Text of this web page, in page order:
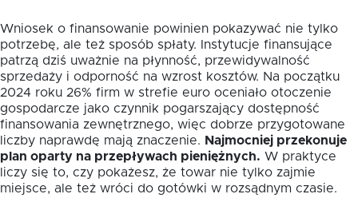
Wniosek o finansowanie powinien pokazywać nie tylko
potrzebę, ale też sposób spłaty. Instytucje finansujące
patrzą dziś uważnie na płynność, przewidywalność
sprzedaży i odporność na wzrost kosztów. Na początku
2024 roku 26% firm w strefie euro oceniało otoczenie
gospodarcze jako czynnik pogarszający dostępność
finansowania zewnętrznego, więc dobrze przygotowane
liczby naprawdę mają znaczenie. Najmocniej przekonuje
plan oparty na przepływach pieniężnych. W praktyce
liczy się to, czy pokażesz, że towar nie tylko zajmie
miejsce, ale też wróci do gotówki w rozsądnym czasie.